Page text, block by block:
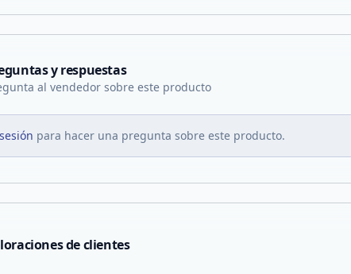
y respuestas
al vendedor sobre este producto
para hacer una pregunta sobre este producto.
de clientes